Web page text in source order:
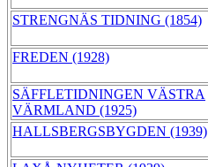
STRENGNÄS TIDNING (1854)
FREDEN (1928)
SÄFFLETIDNINGEN VÄSTRA
VÄRMLAND (1925)
HALLSBERGSBYGDEN (1939)